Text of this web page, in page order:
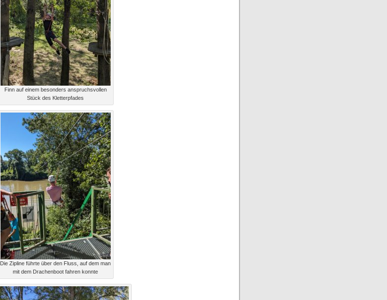
Finn auf einem besonders anspruchsvollen
Stück des Kletterpfades
Die Zipline führte über den Fluss, auf dem man
mit dem Drachenboot fahren konnte